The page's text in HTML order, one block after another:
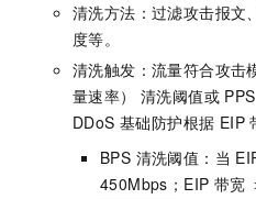
清洗方法：过滤攻击报文
度等。
清洗触发：流量符合攻击
量速率） 清洗阈值或
DDoS 基础防护根据 EIP
BPS 清洗阈值：当
450Mbps；EIP 带宽